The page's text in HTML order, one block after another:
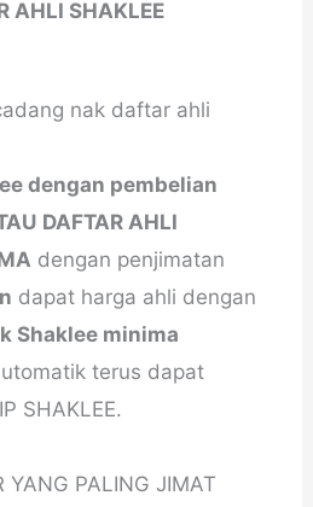
AHLI SHAKLEE
nak daftar ahli
dengan pembelian
DAFTAR AHLI
dengan penjimatan
dapat harga ahli dengan
Shaklee minima
terus dapat
SHAKLEE.
YANG PALING JIMAT